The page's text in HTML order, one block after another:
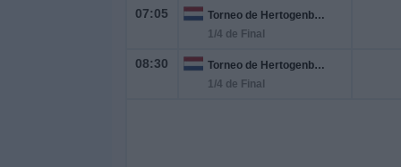
07:05
Torneo de Hertogenbosch
1/4 de Final
08:30
Torneo de Hertogenbosch
1/4 de Final